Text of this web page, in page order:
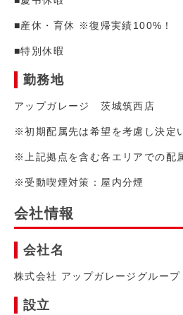
■産休・育休 ※復帰実績100%！
■特別休暇
勤務地
アップガレージ 茨城筑西店
※初期配属先は希望を考慮し決定
※上記拠点を含む各エリアでの配
※受動喫煙対策：屋内分煙
会社情報
会社名
株式会社 アップガレージグループ
設立